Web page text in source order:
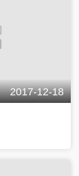
2017-12-18